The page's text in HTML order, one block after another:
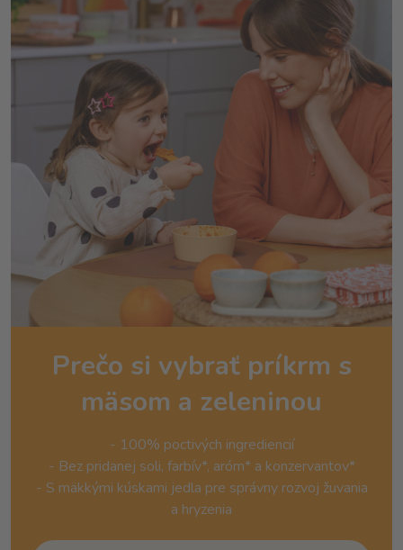
Prečo si vybrať príkrm s
mäsom a zeleninou
- 100% poctivých ingrediencií
- Bez pridanej soli, farbív*, aróm* a konzervantov*
- S mäkkými kúskami jedla pre správny rozvoj žuvania
a hryzenia